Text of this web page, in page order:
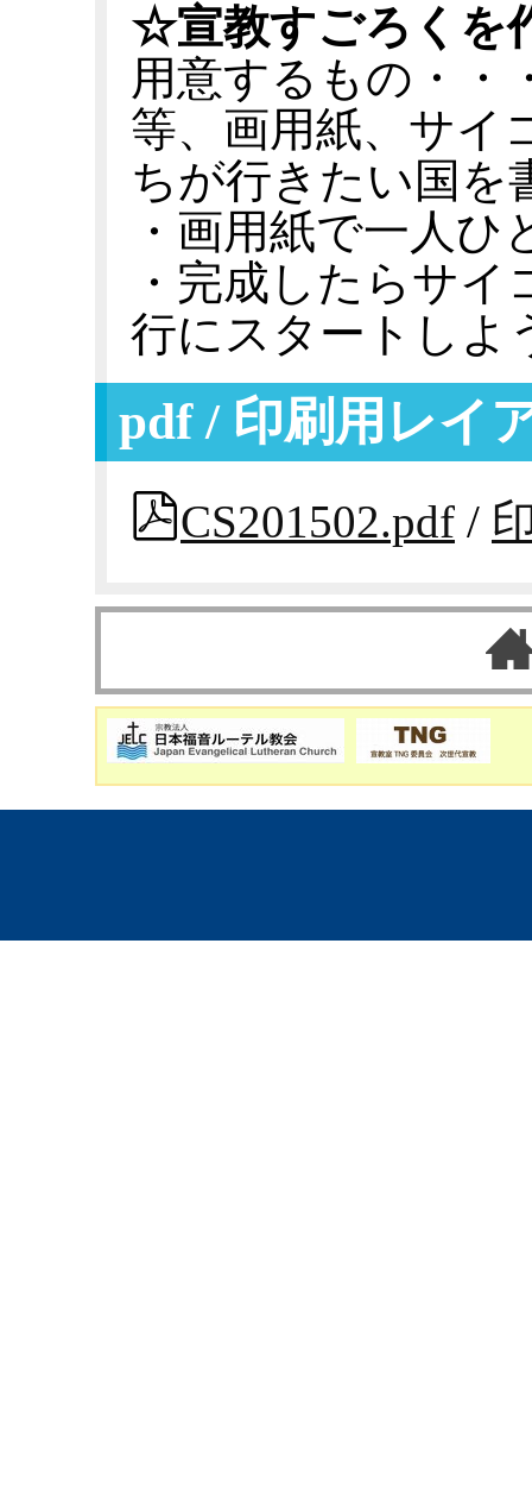
☆宣教すごろくを
用意するもの・・
等、画用紙、サイ
ちが行きたい国を
・画用紙で一人
・完成したらサ
行にスタートしよ
pdf / 印刷用レイ
CS201502.pdf /